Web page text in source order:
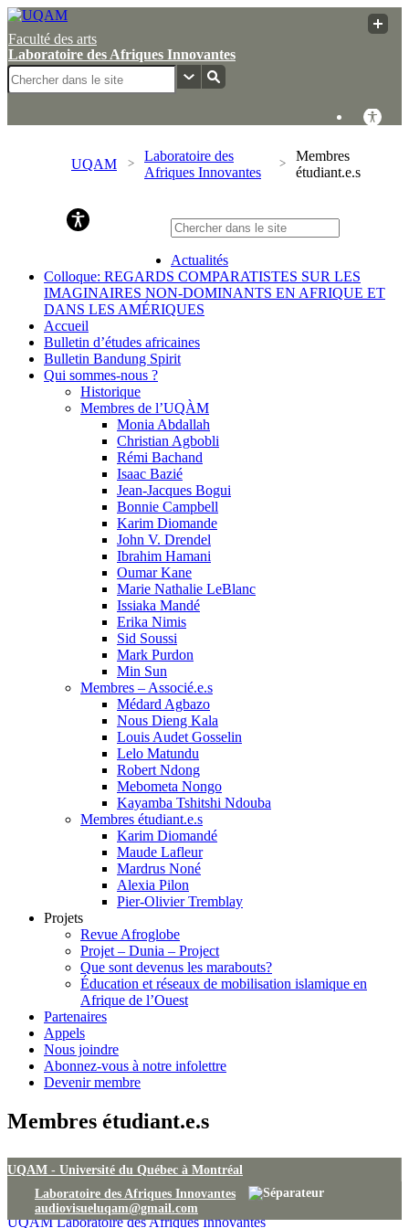
Faculté des arts
Laboratoire des Afriques Innovantes
UQAM
Laboratoire des
Afriques Innovantes
Membres
étudiant.e.s
Actualités
Colloque: REGARDS COMPARATISTES SUR LES
IMAGINAIRES NON-DOMINANTS EN AFRIQUE ET
DANS LES AMÉRIQUES
Accueil
Bulletin d’études africaines
Bulletin Bandung Spirit
Qui sommes-nous ?
Historique
Membres de l’UQÀM
Monia Abdallah
Christian Agbobli
Rémi Bachand
Isaac Bazié
Jean-Jacques Bogui
Bonnie Campbell
Karim Diomande
John V. Drendel
Ibrahim Hamani
Oumar Kane
Marie Nathalie LeBlanc
Issiaka Mandé
Erika Nimis
Sid Soussi
Mark Purdon
Min Sun
Membres – Associé.e.s
Médard Agbazo
Nous Dieng Kala
Louis Audet Gosselin
Lelo Matundu
Robert Ndong
Mebometa Nongo
Kayamba Tshitshi Ndouba
Membres étudiant.e.s
Karim Diomandé
Maude Lafleur
Mardrus Noné
Alexia Pilon
Pier-Olivier Tremblay
Projets
Revue Afroglobe
Projet – Dunia – Project
Que sont devenus les marabouts?
Éducation et réseaux de mobilisation islamique en
Afrique de l’Ouest
Partenaires
Appels
Nous joindre
Abonnez-vous à notre infolettre
Devenir membre
Membres étudiant.e.s
UQAM - Université du Québec à Montréal
Laboratoire des Afriques Innovantes
audiovisueluqam@gmail.com
UQAM Laboratoire des Afriques Innovantes